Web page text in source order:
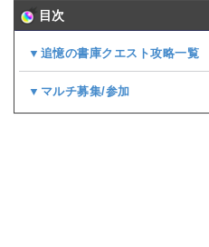
目次
▼追憶の書庫クエスト攻略一覧
▼マルチ募集/参加